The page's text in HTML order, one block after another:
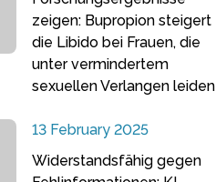
zeigen: Bupropion steigert
die Libido bei Frauen, die
unter vermindertem
sexuellen Verlangen leiden
13 February 2025
Widerstandsfähig gegen